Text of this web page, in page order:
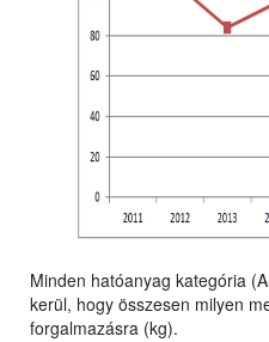
Minden hatóanyag kategória
kerül, hogy összesen milyen
forgalmazásra (kg).